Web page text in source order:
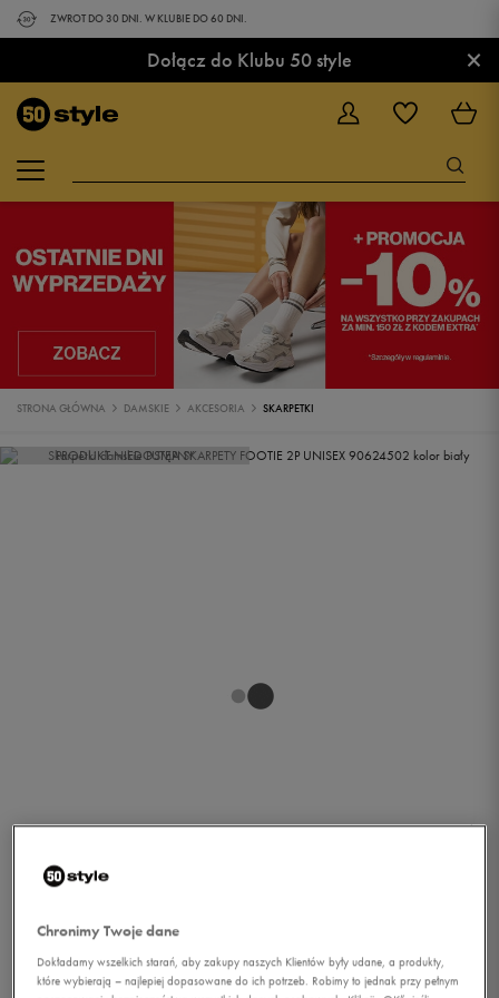
ZWROT DO 30 DNI. W KLUBIE DO 60 DNI.
Dołącz do Klubu 50 style ×
STRONA GŁÓWNA DAMSKIE AKCESORIA SKARPETKI
PRODUKT NIEDOSTĘPNY
1/1
PUMA SKARPETY FOOTIE
Chronimy Twoje dane
Dokładamy wszelkich starań, aby zakupy naszych Klientów były udane, a produkty,
które wybierają – najlepiej dopasowane do ich potrzeb. Robimy to jednak przy pełnym